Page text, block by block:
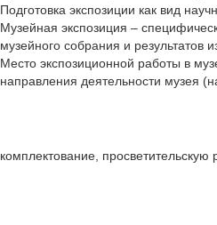
Подготовка экспозиции как вид
Музейная экспозиция –
музейного собрания и результатов
Место экспозиционной работы в
направления деятельности музея
комплектование, просветительскую